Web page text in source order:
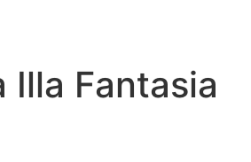
Illa Fantasia